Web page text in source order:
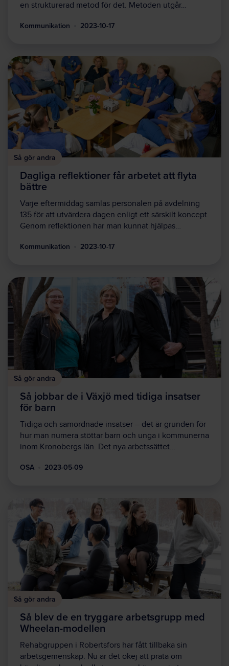
en strukturerad metod för det. Metoden utgår…
Kommunikation 2023-10-17
Så gör andra
Dagliga reflektioner får arbetet att flyta
bättre
Varje eftermiddag samlas personalen på avdelning
135 för att utvärdera dagen enligt ett särskilt koncept.
Genom reflektionen har man kunnat hjälpas…
Kommunikation 2023-10-17
Så gör andra
Så jobbar de i Växjö med tidiga insatser
för barn
Tidiga och samordnade insatser – det är grunden för
hur man numera stöttar barn och unga i kommunerna
inom Kronobergs län. Det nya arbetssättet…
OSA 2023-05-09
Så gör andra
Så blev de en tryggare arbetsgrupp med
Wheelan-modellen
Rehabgruppen i Robertsfors har fått tillbaka sin
arbetsgemenskap. Nu är det okej att prata om